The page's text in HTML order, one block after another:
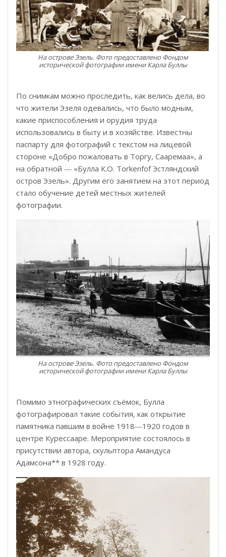
На острове Эзель. Фото предоставлено Фондом
исторической фотографии имени Карла Буллы
По снимкам можно проследить, как велись дела, во
что жители Эзеля одевались, что было модным,
какие приспособления и орудия труда
использовались в быту и в хозяйстве. Известны
паспарту для фотографий с текстом на лицевой
стороне «Добро пожаловать в Торгу, Сааремаа», а
на обратной ― «Булла К.О. Torkenfof Эстляндский
остров Эзель». Другим его занятием на этот период
стало обучение детей местных жителей
фотографии.
На острове Эзель. Фото предоставлено Фондом
исторической фотографии имени Карла Буллы
Помимо этнографических съёмок, Булла
фотографировал такие события, как открытие
памятника павшим в войне 1918―1920 годов в
центре Курессааре. Мероприятие состоялось в
присутствии автора, скульптора Амандуса
Адамсона** в 1928 году.